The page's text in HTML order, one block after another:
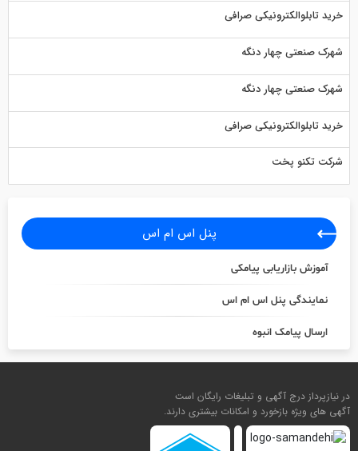
خرید تابلوالکترونیکی صرافی
شهرک صنعتی چهار دنگه
شهرک صنعتی چهار دنگه
خرید تابلوالکترونیکی صرافی
شرکت تکنو پخت
پنل اس ام اس
آموزش بازاریابی پیامکی
نمایندگی پنل اس ام اس
ارسال پیامک انبوه
در نیازپرداز درج آگهی و تبلیغات رایگان است
آگهی های ویژه بازخورد و امکانات بیشتری دارند.